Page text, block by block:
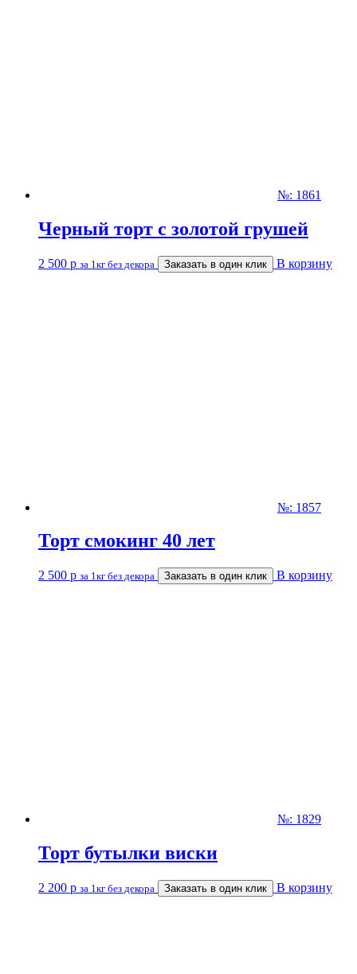
№: 1861
Черный торт с золотой грушей
2 500 р за 1кг без декора Заказать в один клик В корзину
№: 1857
Торт смокинг 40 лет
2 500 р за 1кг без декора Заказать в один клик В корзину
№: 1829
Торт бутылки виски
2 200 р за 1кг без декора Заказать в один клик В корзину